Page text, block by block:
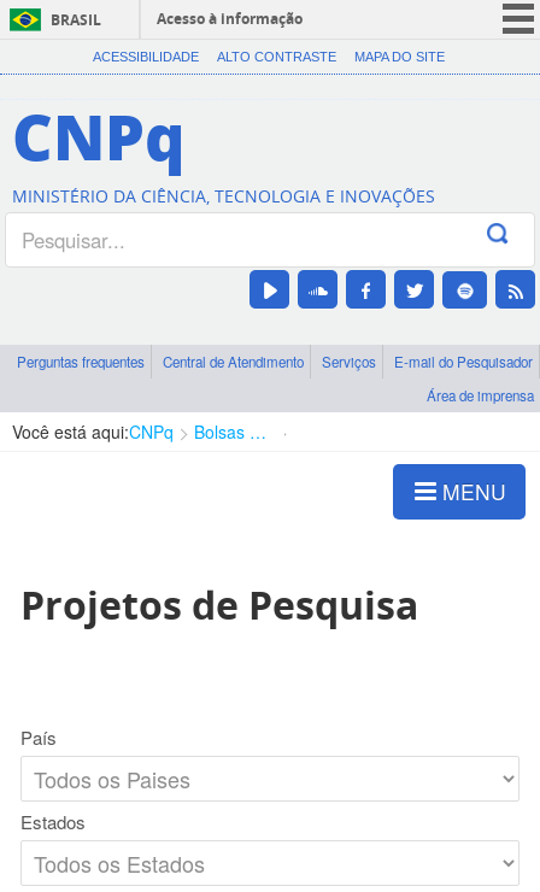
BRASIL
Acesso à informação
CORONAVÍRUS (COVID-19)
Canais
ACESSIBILIDADE ALTO CONTRASTE MAPA DO SITE
CNPq
MINISTÉRIO DA CIÊNCIA, TECNOLOGIA E INOVAÇÕES
Perguntas frequentes Central de Atendimento Serviços
E-mail do Pesquisador
Área de imprensa
Você está aqui:CNPq Bolsas e Auxílios Vigentes
MENU
Projetos de Pesquisa
País
Estados